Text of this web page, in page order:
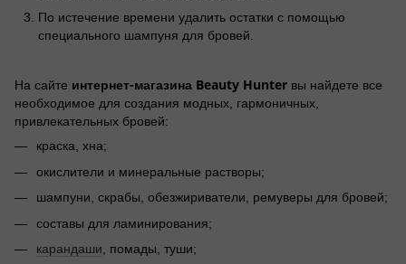
По истечение времени удалить остатки с помощью
специального шампуня для бровей.
На сайте интернет-магазина Beauty Hunter вы найдете все
необходимое для создания модных, гармоничных,
привлекательных бровей:
краска, хна;
окислители и минеральные растворы;
шампуни, скрабы, обезжириватели, ремуверы для бровей;
составы для ламинирования;
карандаши , помады, туши;